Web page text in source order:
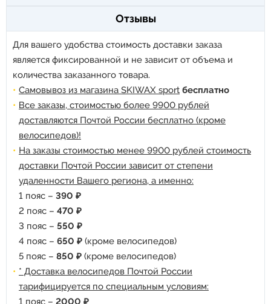
Отзывы
Для вашего удобства стоимость доставки заказа
является фиксированной и не зависит от объема и
количества заказанного товара.
Самовывоз из магазина SKIWAX sport бесплатно
Все заказы, стоимостью более 9900 рублей
доставляются Почтой России бесплатно (кроме
велосипедов)!
На заказы стоимостью менее 9900 рублей стоимость
доставки Почтой России зависит от степени
удаленности Вашего региона, а именно:
1 пояс – 390 ₽
2 пояс – 470 ₽
3 пояс – 550 ₽
4 пояс – 650 ₽ (кроме велосипедов)
5 пояс – 850 ₽ (кроме велосипедов)
* Доставка велосипедов Почтой России
тарифицируется по специальным условиям:
1 пояс – 2000 ₽